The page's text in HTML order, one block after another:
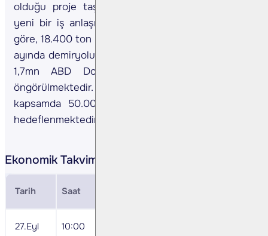
olduğu proje taşımacılığı faaliyetleri kapsamında
yeni bir iş anlaşması imzalamıştır. İş anlaşmasına
göre, 18.400 ton ray malzemesinin 2024 yılı son 3
ayında demiryolu ile taşınması ve Şirketin yaklaşık
1,7mn ABD Doları ciro hacmi elde etmesi
öngörülmektedir. 2025 yılı takviminde aynı
kapsamda 50.000 ton ray taşıma işi yapılması
hedeflenmektedir. (Kaynak: KAP)
Ekonomik Takvim
Tarih Saat
27.Eyl 10:00